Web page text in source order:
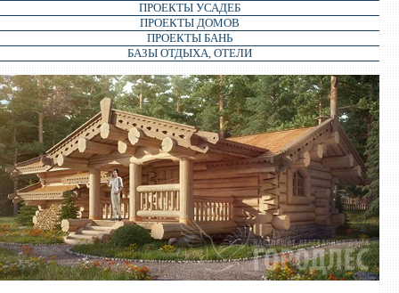
ПРОЕКТЫ УСАДЕБ
ПРОЕКТЫ ДОМОВ
ПРОЕКТЫ БАНЬ
БАЗЫ ОТДЫХА, ОТЕЛИ